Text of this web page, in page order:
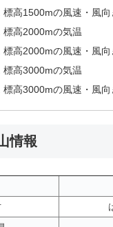
標高1500mの風速・風向
標高2000mの気温
標高2000mの風速・風向
標高3000mの気温
標高3000mの風速・風向
情報